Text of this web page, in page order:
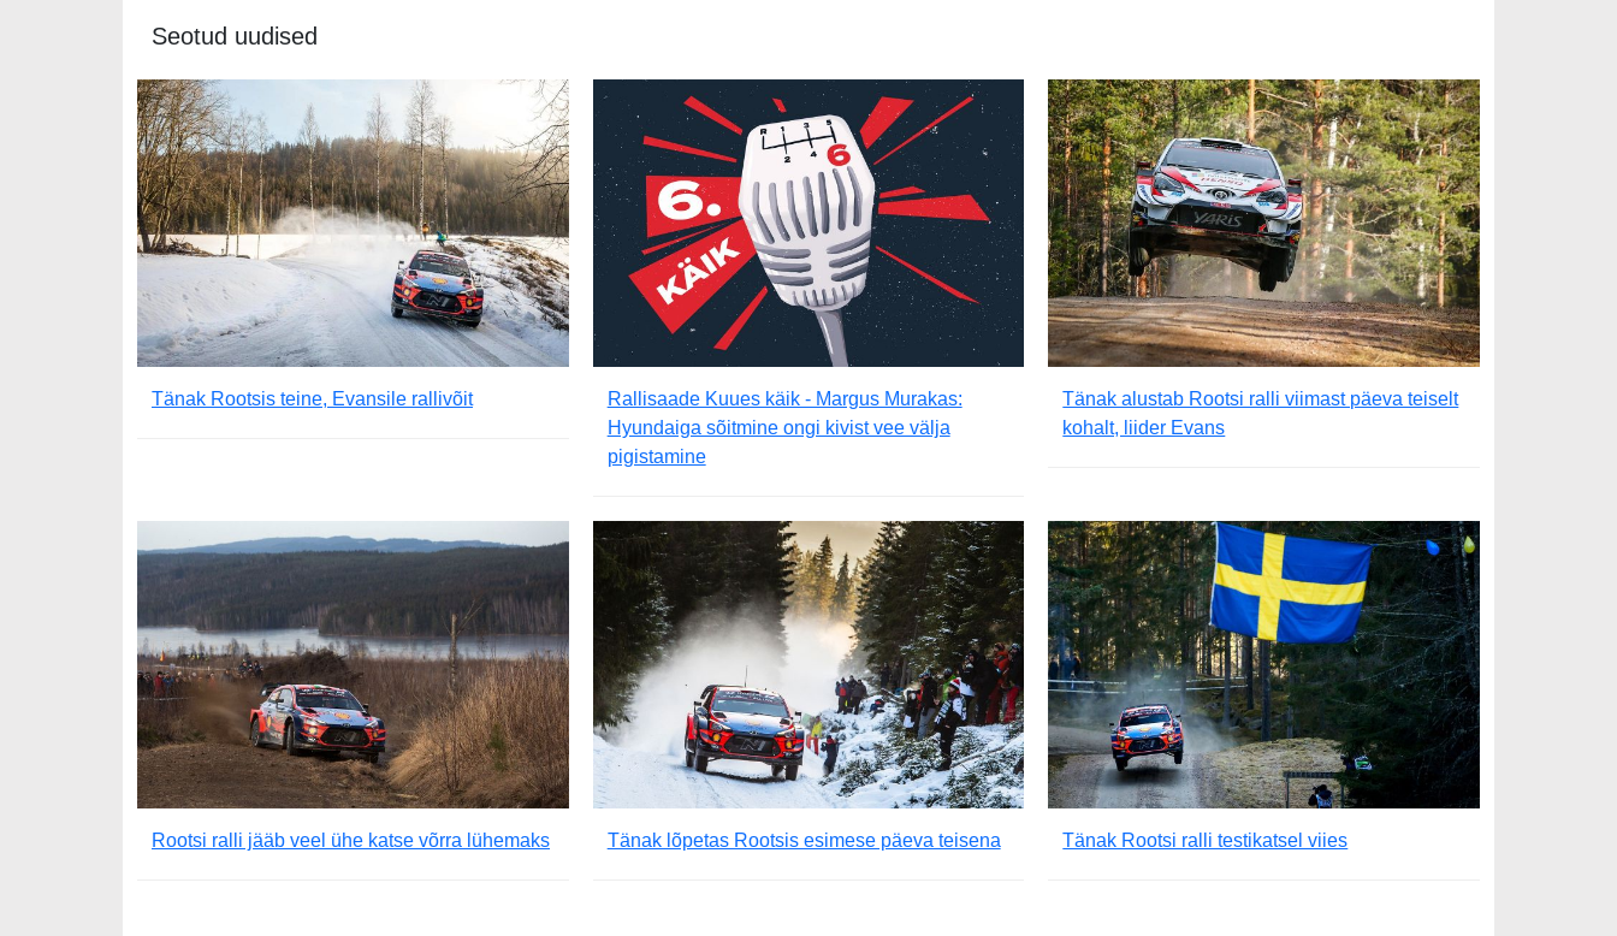
Seotud uudised
Tänak Rootsis teine, Evansile rallivõit
Rallisaade Kuues käik - Margus Murakas:
Hyundaiga sõitmine ongi kivist vee välja
pigistamine
Tänak alustab Rootsi ralli viimast päeva teiselt
kohalt, liider Evans
Rootsi ralli jääb veel ühe katse võrra lühemaks Tänak lõpetas Rootsis esimese päeva teisena Tänak Rootsi ralli testikatsel viies